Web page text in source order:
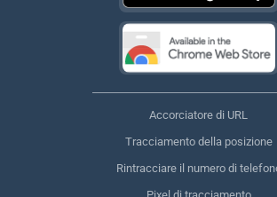
Accorciatore di URL
Tracciamento della posizione
Rintracciare il numero di